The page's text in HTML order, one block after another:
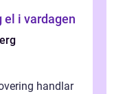
trygg el i vardagen
handlar